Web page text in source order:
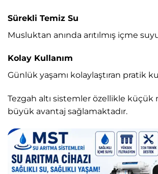
Sürekli Temiz Su
Musluktan anında arıtılmış içme
Kolay Kullanım
Günlük yaşamı kolaylaştıran pratik
Tezgah altı sistemler özellikle küçük
büyük avantaj sağlamaktadır.